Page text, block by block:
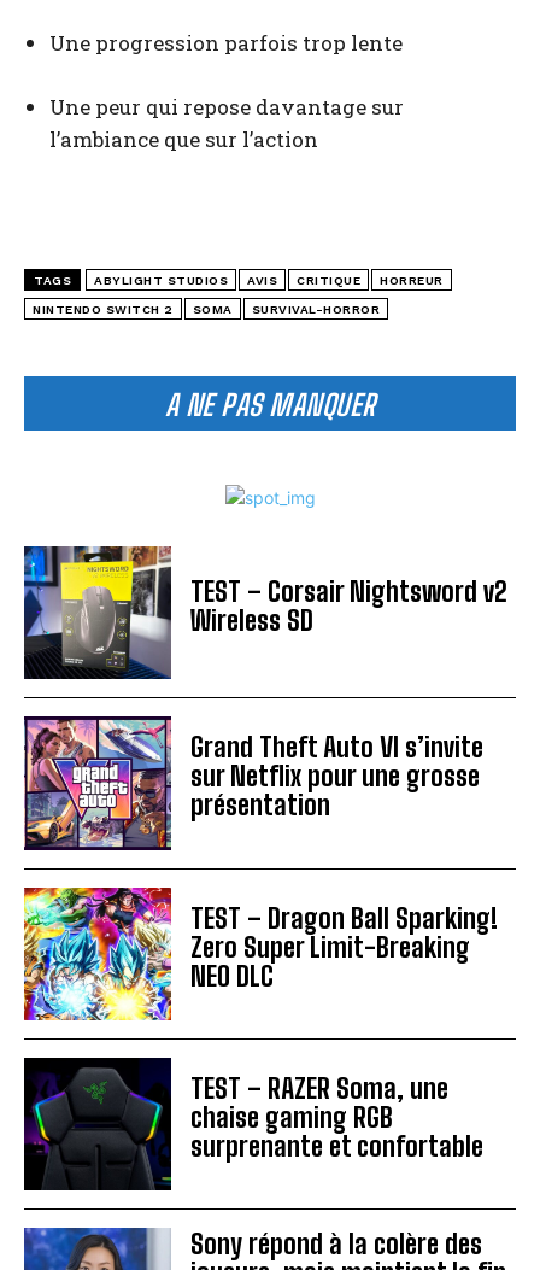
A NE PAS MANQUER
TEST – Corsair Nightsword v2
Wireless SD
Grand Theft Auto VI s’invite
sur Netflix pour une grosse
présentation
TEST – Dragon Ball Sparking!
Zero Super Limit-Breaking
NEO DLC
TEST – RAZER Soma, une
chaise gaming RGB
surprenante et confortable
Sony répond à la colère des
Une progression parfois trop lente
Une peur qui repose davantage sur
l’ambiance que sur l’action
TAGS ABYLIGHT STUDIOS AVIS CRITIQUE HORREUR
NINTENDO SWITCH 2 SOMA SURVIVAL-HORROR